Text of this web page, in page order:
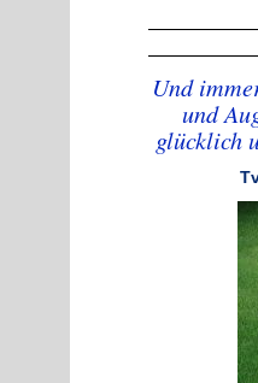
Und
und
glücklich